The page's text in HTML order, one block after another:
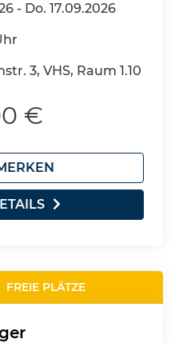
- Do. 17.09.2026
3, VHS, Raum 1.10
€
FREIE PLÄTZE